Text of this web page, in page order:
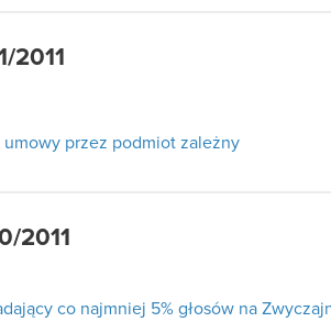
2011
umowy przez podmiot zależny
2011
co najmniej 5% głosów na